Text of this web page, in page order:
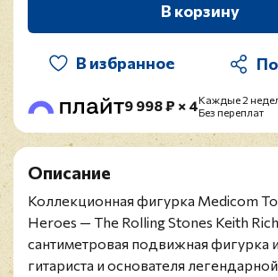
В корзину
В избранное
9 998 ₽ × 4Каждые 2
Без переплат
Описание
Коллекционная фигурка Medicom
Heroes — The Rolling Stones Keith
сантиметровая подвижная фигурка
гитариста и основателя